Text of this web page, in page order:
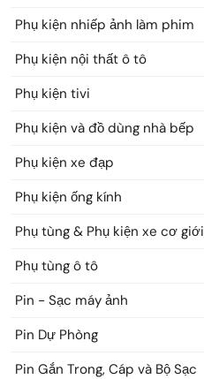
Phụ kiện nhiếp ảnh làm phim
Phụ kiện nội thất ô tô
Phụ kiện tivi
Phụ kiện và đồ dùng nhà bếp
Phụ kiện xe đạp
Phụ kiện ống kính
Phụ tùng & Phụ kiện xe cơ giới
Phụ tùng ô tô
Pin - Sạc máy ảnh
Pin Dự Phòng
Pin Gắn Trong, Cáp và Bộ Sạc